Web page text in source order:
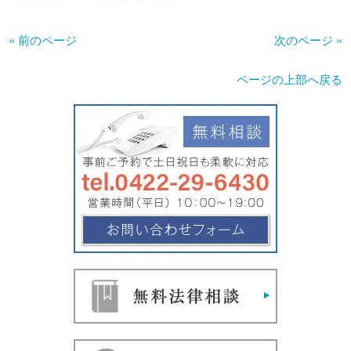
« 前のページ 次のページ »
ページの上部へ戻る